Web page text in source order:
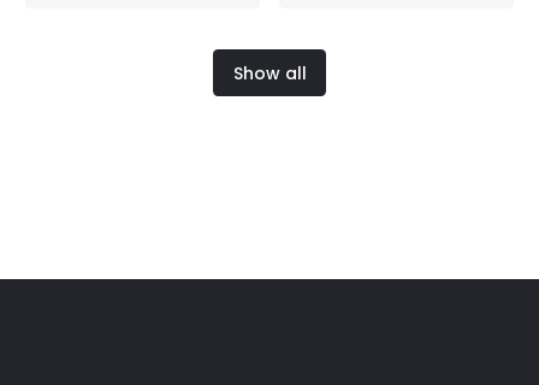
Show all